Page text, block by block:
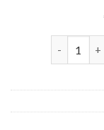
cascos